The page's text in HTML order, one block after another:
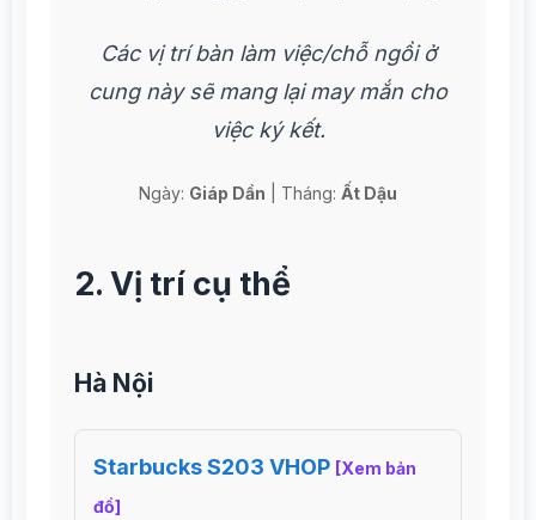
Các vị trí bàn làm việc/chỗ ngồi ở
cung này sẽ mang lại may mắn cho
việc ký kết.
Ngày: Giáp Dần | Tháng: Ất Dậu
2. Vị trí cụ thể
Hà Nội
Starbucks S203 VHOP [Xem bản
đồ]